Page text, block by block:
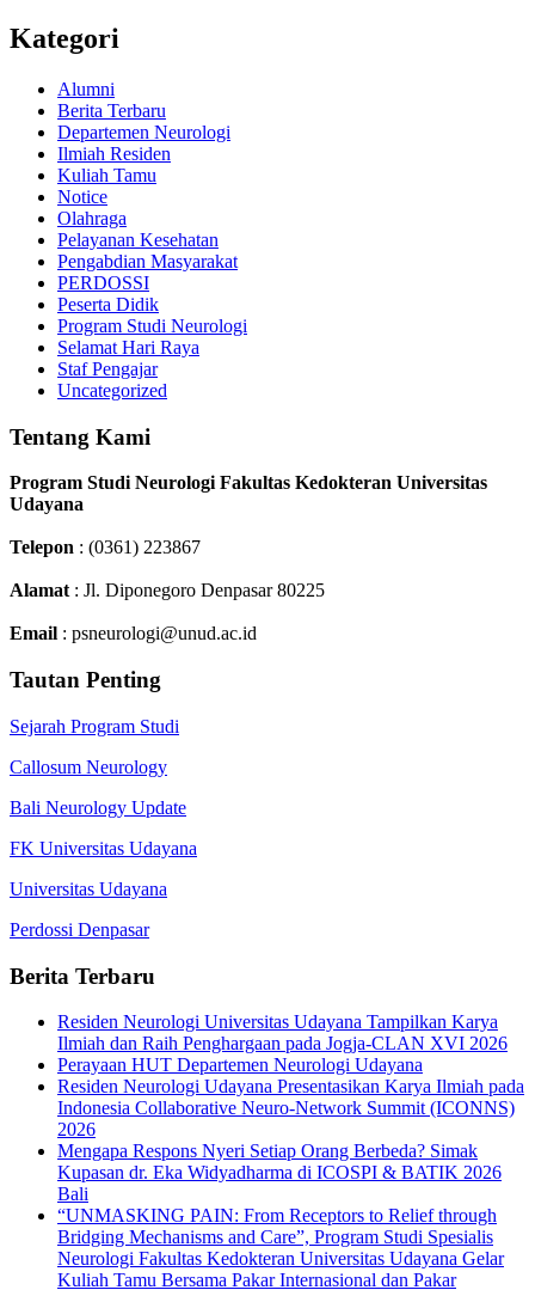
Kategori
Alumni
Berita Terbaru
Departemen Neurologi
Ilmiah Residen
Kuliah Tamu
Notice
Olahraga
Pelayanan Kesehatan
Pengabdian Masyarakat
PERDOSSI
Peserta Didik
Program Studi Neurologi
Selamat Hari Raya
Staf Pengajar
Uncategorized
Tentang Kami
Program Studi Neurologi Fakultas Kedokteran Universitas
Udayana
Telepon : (0361) 223867
Alamat : Jl. Diponegoro Denpasar 80225
Email : psneurologi@unud.ac.id
Tautan Penting
Sejarah Program Studi
Callosum Neurology
Bali Neurology Update
FK Universitas Udayana
Universitas Udayana
Perdossi Denpasar
Berita Terbaru
Residen Neurologi Universitas Udayana Tampilkan Karya
Ilmiah dan Raih Penghargaan pada Jogja-CLAN XVI 2026
Perayaan HUT Departemen Neurologi Udayana
Residen Neurologi Udayana Presentasikan Karya Ilmiah pada
Indonesia Collaborative Neuro-Network Summit (ICONNS)
2026
Mengapa Respons Nyeri Setiap Orang Berbeda? Simak
Kupasan dr. Eka Widyadharma di ICOSPI & BATIK 2026
Bali
“UNMASKING PAIN: From Receptors to Relief through
Bridging Mechanisms and Care”, Program Studi Spesialis
Neurologi Fakultas Kedokteran Universitas Udayana Gelar
Kuliah Tamu Bersama Pakar Internasional dan Pakar